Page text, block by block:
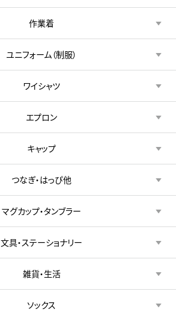
作業着
ユニフォーム（制服）
ワイシャツ
エプロン
キャップ
つなぎ・はっぴ他
マグカップ・タンブラー
文具・ステーショナリー
雑貨・生活
ソックス